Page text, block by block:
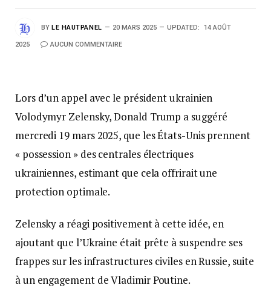
BY LE HAUTPANEL 20 MARS 2025 UPDATED: 14 AOÛT
2025 AUCUN COMMENTAIRE
Lors d’un appel avec le président ukrainien
Volodymyr Zelensky, Donald Trump a suggéré
mercredi 19 mars 2025, que les États-Unis prennent
« possession » des centrales électriques
ukrainiennes, estimant que cela offrirait une
protection optimale.
Zelensky a réagi positivement à cette idée, en
ajoutant que l’Ukraine était prête à suspendre ses
frappes sur les infrastructures civiles en Russie, suite
à un engagement de Vladimir Poutine.